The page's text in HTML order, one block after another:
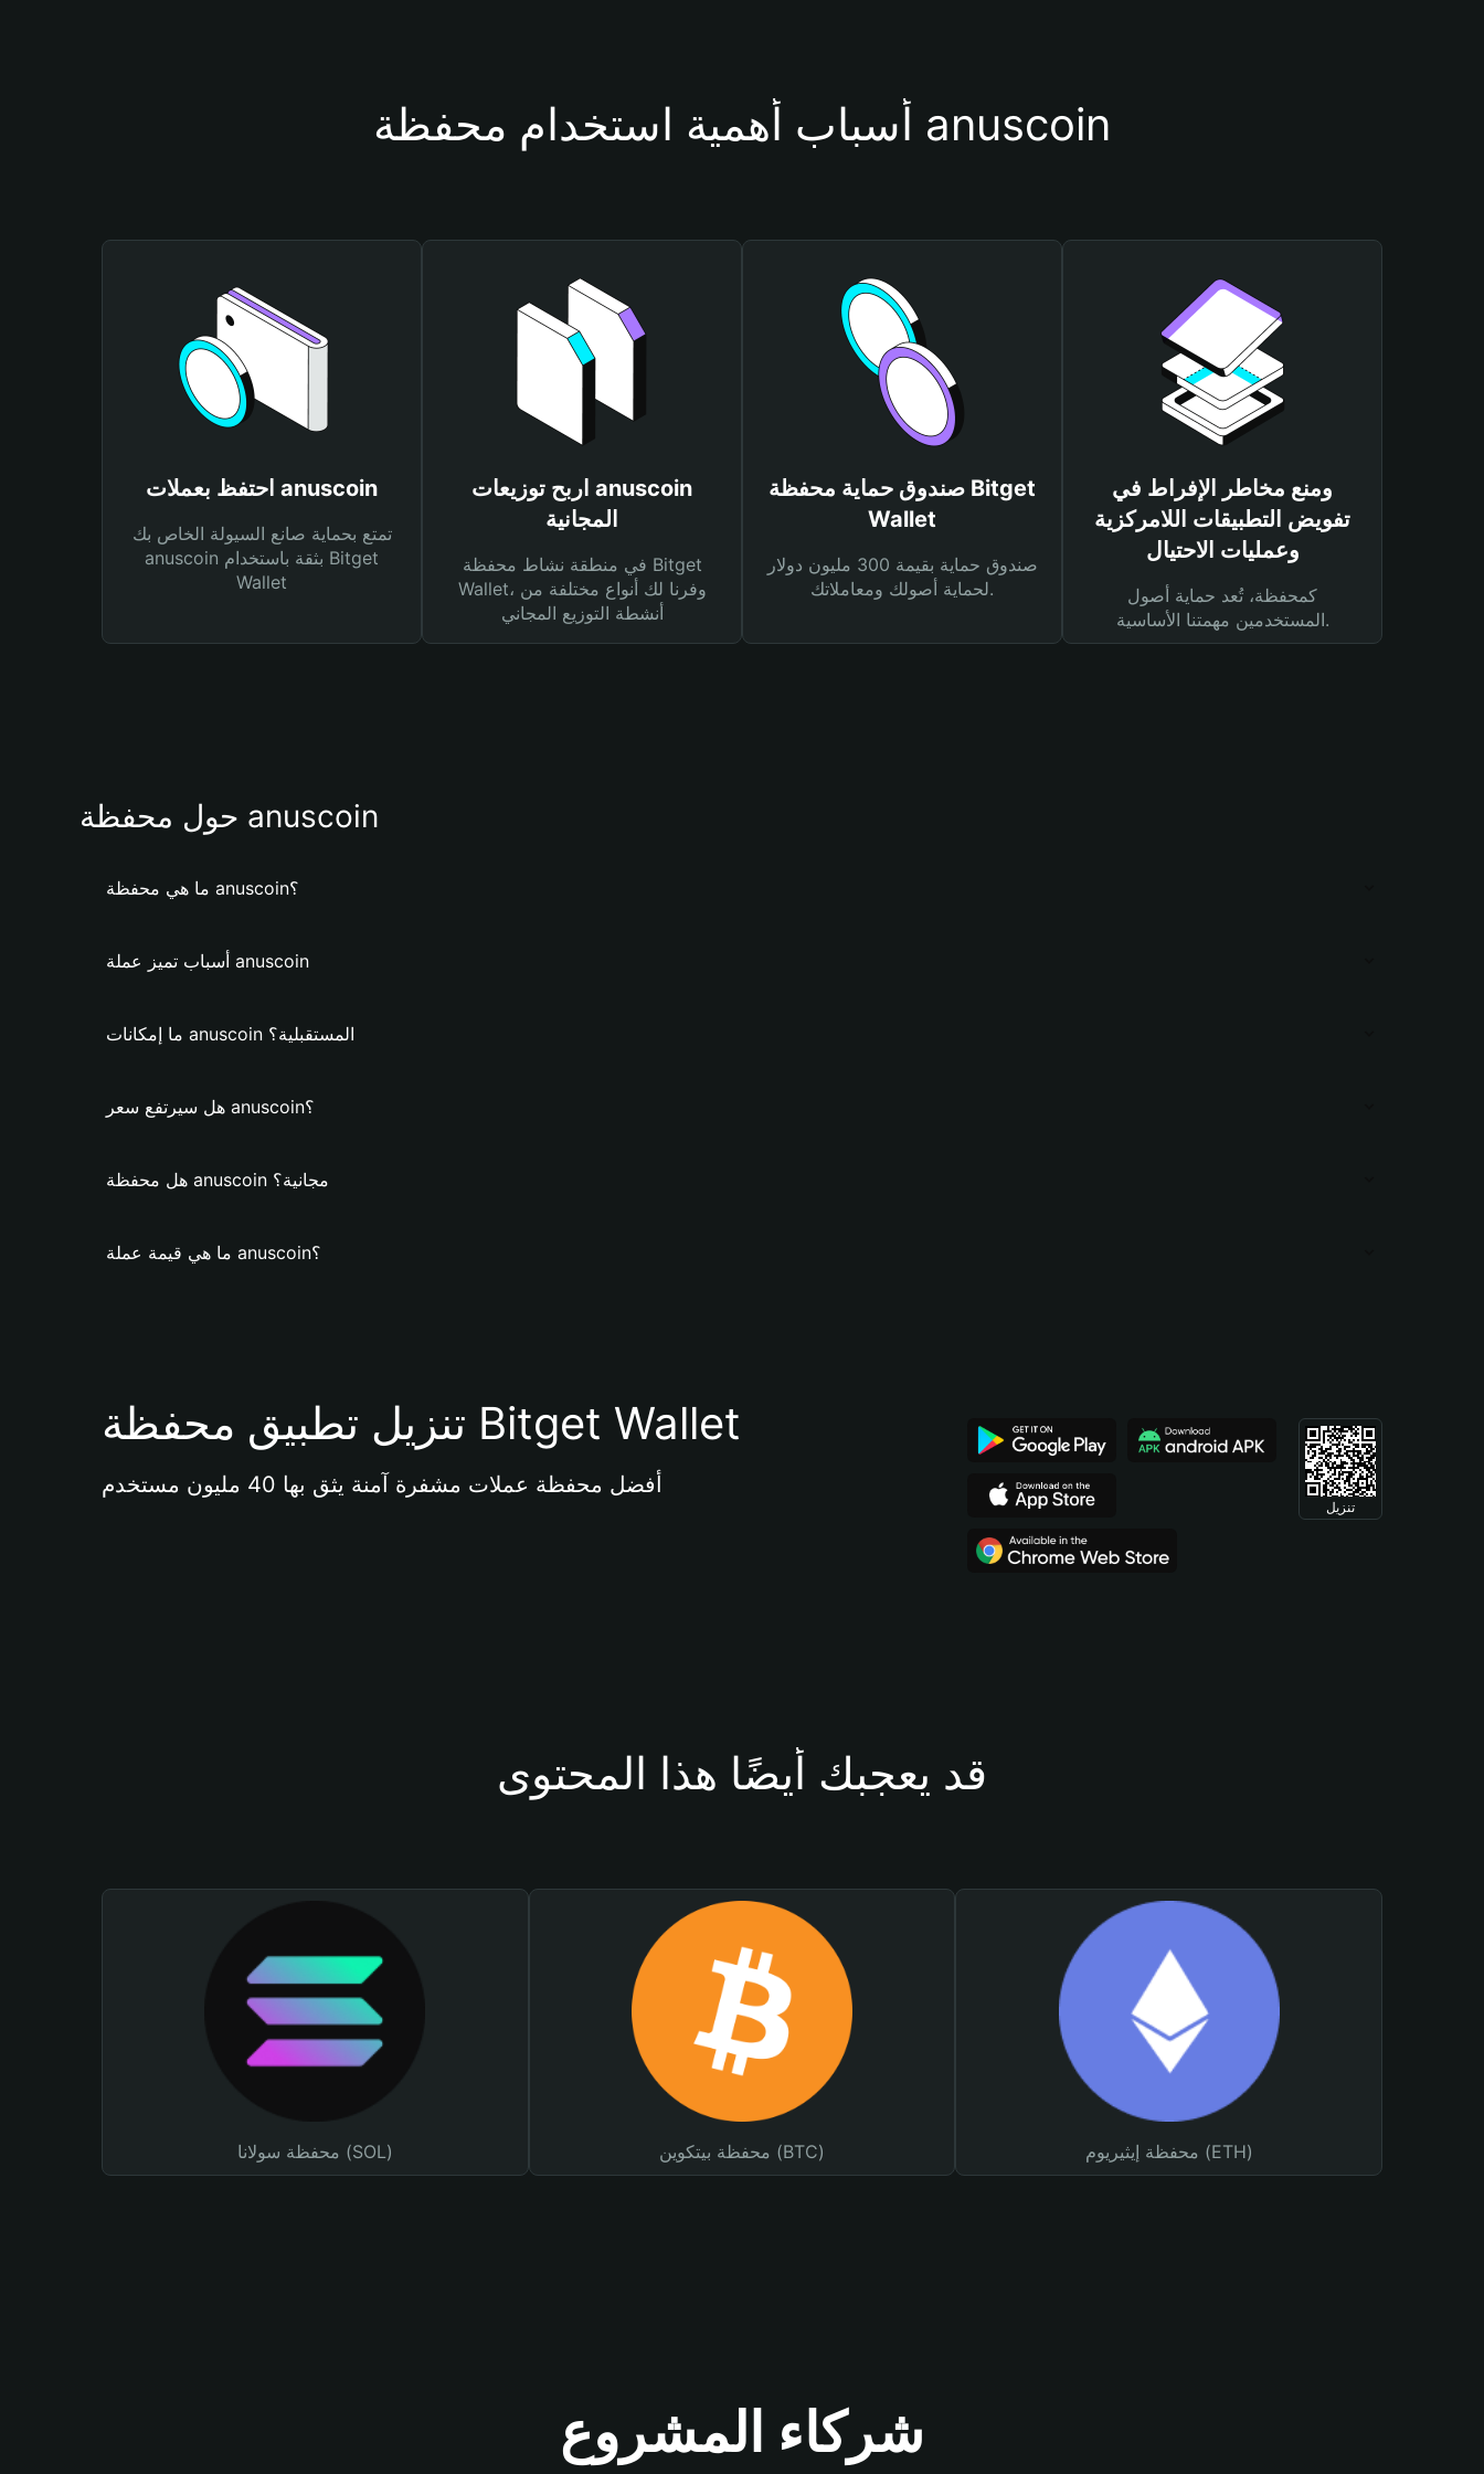
أسباب أهمية استخدام محفظة anuscoin
احتفظ بعملات anuscoin
تمتع بحماية صانع السيولة الخاص بك
anuscoin بثقة باستخدام Bitget
Wallet
اربح توزيعات anuscoin
المجانية
في منطقة نشاط محفظة Bitget
Wallet، وفرنا لك أنواع مختلفة من
أنشطة التوزيع المجاني
صندوق حماية محفظة Bitget
Wallet
صندوق حماية بقيمة 300 مليون دولار
لحماية أصولك ومعاملاتك.
ومنع مخاطر الإفراط في
تفويض التطبيقات اللامركزية
وعمليات الاحتيال
كمحفظة، تُعد حماية أصول
المستخدمين مهمتنا الأساسية.
حول محفظة anuscoin
ما هي محفظة anuscoin؟
أسباب تميز عملة anuscoin
ما إمكانات anuscoin المستقبلية؟
هل سيرتفع سعر anuscoin؟
هل محفظة anuscoin مجانية؟
ما هي قيمة عملة anuscoin؟
تنزيل تطبيق محفظة Bitget Wallet
أفضل محفظة عملات مشفرة آمنة يثق بها 40 مليون مستخدم
تنزيل
قد يعجبك أيضًا هذا المحتوى
محفظة سولانا (SOL) محفظة بيتكوين (BTC) محفظة إيثيريوم (ETH)
شركاء المشروع